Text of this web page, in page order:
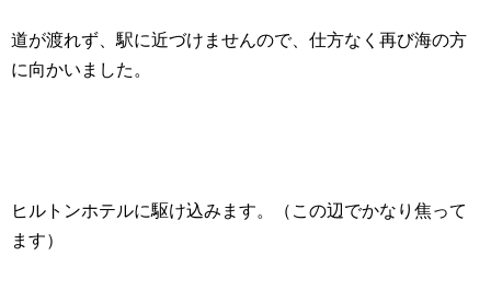
道が渡れず、駅に近づけませんので、仕方なく再び海の方
に向かいました。
ヒルトンホテルに駆け込みます。（この辺でかなり焦って
ます）